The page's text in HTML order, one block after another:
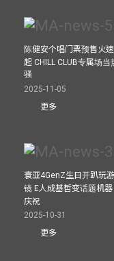
陈健安个唱门票预售火
起 CHILL CLUB专属场
骚
2025-11-05
更多
寰亚4GenZ生日开趴玩
镜 E人成基哲变话题机
庆祝
2025-10-31
更多